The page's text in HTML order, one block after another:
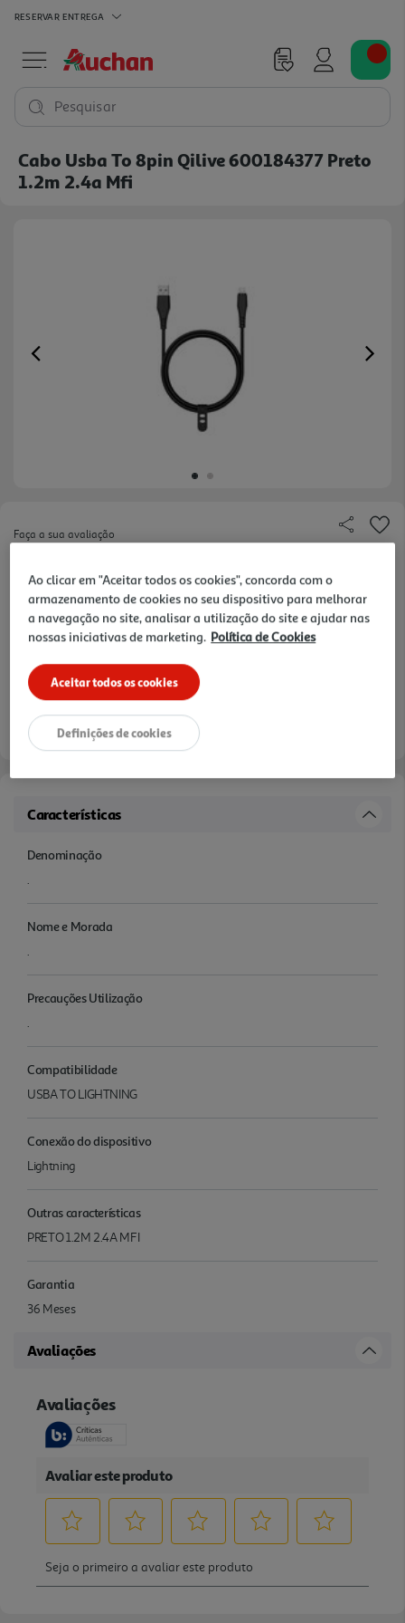
RESERVAR ENTREGA
Pesquisar
Cabo Usba To 8pin Qilive 600184377 Preto
1.2m 2.4a Mfi
Previous
Faça a sua avaliação
16,99 €
Entrega estimada entre 11/08/2026 e 12/08/2026
Características
Denominação
.
Nome e Morada
.
Precauções Utilização
.
Compatibilidade
USBA TO LIGHTNING
Conexão do dispositivo
Lightning
Outras características
PRETO 1.2M 2.4A MFI
Garantia
36 Meses
Avaliações
Ao clicar em "Aceitar todos os cookies", concorda com o
armazenamento de cookies no seu dispositivo para melhorar
a navegação no site, analisar a utilização do site e ajudar nas
nossas iniciativas de marketing. Política de Cookies
Aceitar todos os cookies
Definições de cookies